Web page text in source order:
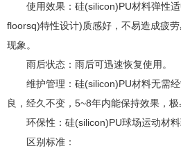
使用效果：硅(silicon)PU材料弹性
floorsq)特性设计)质感好，不易造成疲
现象。
雨后状态：雨后可迅速恢复使用。
维护管理：硅(silicon)PU材料无需
良，经久不变，5~8年内能保持效果，极
环保性：硅(silicon)PU球场运动材
区别标准：